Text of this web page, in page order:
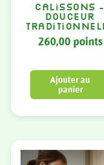
Calissons –
Douceur
260,00 points
Ajouter au
panier